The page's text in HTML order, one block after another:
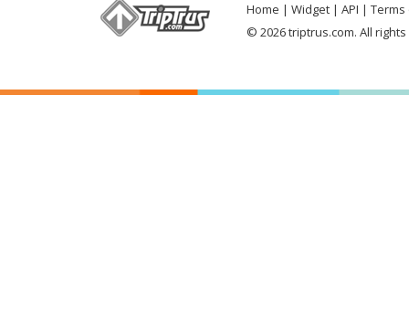
Home Widget API
Terms
© 2026 triptrus.com. All